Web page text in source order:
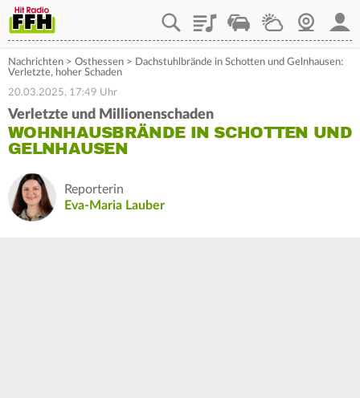
PlaylistStaupilotWetterWebcam
Nachrichten > Osthessen > Dachstuhlbrände in Schotten und Gelnhausen:
Verletzte, hoher Schaden
20.03.2025, 17:49 Uhr
Verletzte und Millionenschaden
WOHNHAUSBRÄNDE IN SCHOTTEN UND
GELNHAUSEN
Reporterin
Eva-Maria Lauber